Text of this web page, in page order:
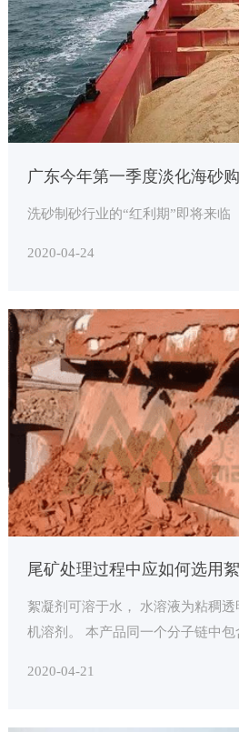
洗砂制砂行业的“红利期”即将来临
2020-04-24
尾矿处理过程中应如何选用
絮凝剂可溶于水， 水溶液为粘稠
机溶剂。 本产品同一个分子链中
2020-04-21